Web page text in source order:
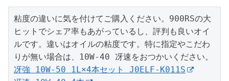
粘度の違いに気を付けてご購入ください。900RSの大
ヒットでシェア率もあがっているし、評判も良いオイ
ルです。違いはオイルの粘度です。特に指定やこだわ
冴強 10W-50 1L×4本セット J0ELF-K011S